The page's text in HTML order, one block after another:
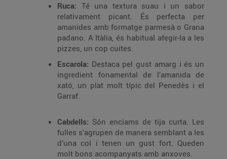
Ruca: Té una textura suau i un sabor
relativament picant. És perfecta per
amanides amb formatge parmesà o Grana
padano. A Itàlia, és habitual afegir-la a les
pizzes, un cop cuites.
Escarola: Destaca pel gust amarg i és un
ingredient fonamental de l’amanida de
xató, un plat molt típic del Penedès i el
Garraf.
Cabdells: Són enciams de tija curta. Les
fulles s’agrupen de manera semblant a les
d’una col i tenen un gust fort. Queden
molt bons acompanyats amb anxoves.